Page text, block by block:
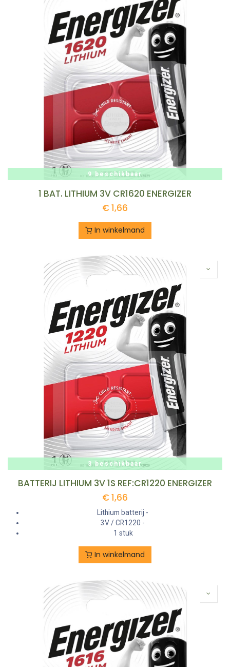
9 beschikbaar
1 BAT. LITHIUM 3V CR1620 ENERGIZER
€1,66
In winkelmand
3 beschikbaar
BATTERIJ LITHIUM 3V 1S REF:CR1220 ENERGIZER
€1,66
Lithium batterij -
3V / CR1220 -
1 stuk
In winkelmand